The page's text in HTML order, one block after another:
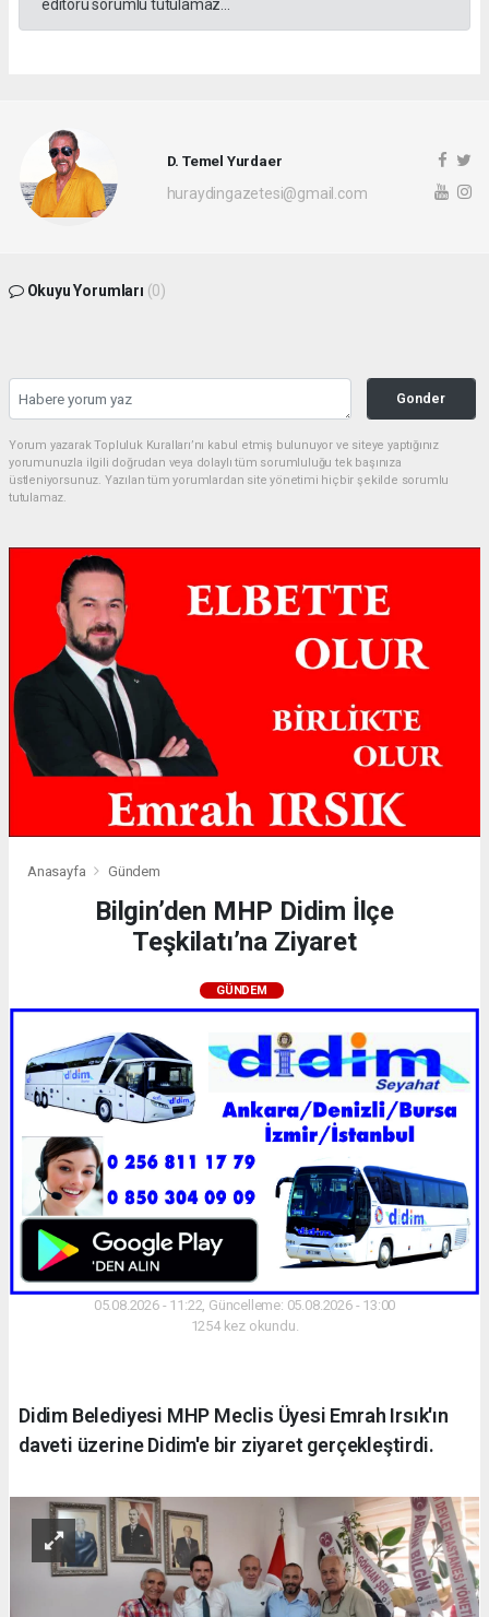
editörü sorumlu tutulamaz...
D. Temel Yurdaer
huraydingazetesi@gmail.com
Okuyu Yorumları (0)
Gonder
Yorum yazarak Topluluk Kuralları’nı kabul etmiş bulunuyor ve siteye yaptığınız
yorumunuzla ilgili doğrudan veya dolaylı tüm sorumluluğu tek başınıza
üstleniyorsunuz. Yazılan tüm yorumlardan site yönetimi hiçbir şekilde sorumlu
tutulamaz.
Anasayfa Gündem
Bilgin’den MHP Didim İlçe
Teşkilatı’na Ziyaret
GÜNDEM
05.08.2026 - 11:22, Güncelleme: 05.08.2026 - 13:00
1254 kez okundu.
Didim Belediyesi MHP Meclis Üyesi Emrah Irsık'ın
daveti üzerine Didim'e bir ziyaret gerçekleştirdi.